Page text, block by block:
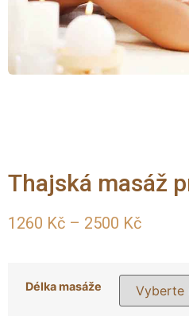
Thajská masáž
1260 Kč – 2500 Kč
Délka masáže